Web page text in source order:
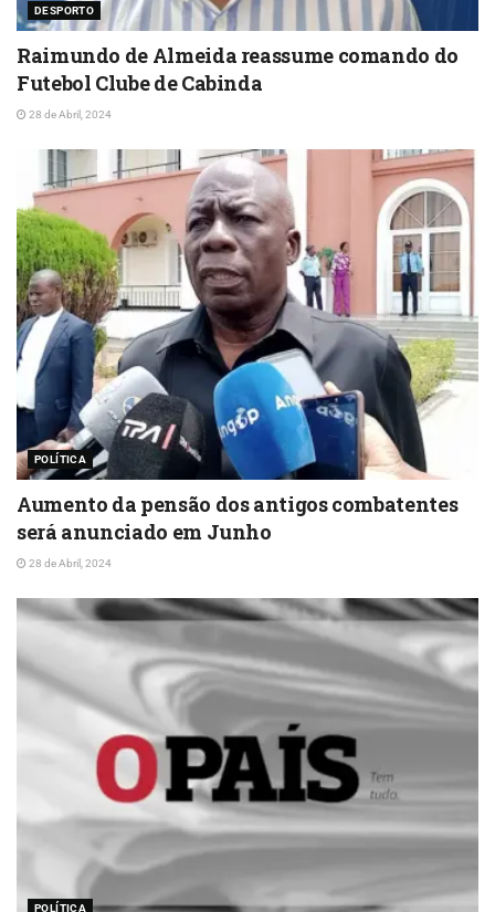
DESPORTO
Raimundo de Almeida reassume comando do
Futebol Clube de Cabinda
28 de Abril, 2024
POLÍTICA
Aumento da pensão dos antigos combatentes
será anunciado em Junho
28 de Abril, 2024
POLÍTICA